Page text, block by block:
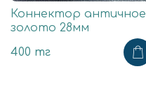
Коннектор античное
золото 28мм
400 тг